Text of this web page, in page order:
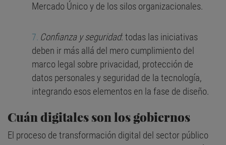
Mercado Único y de los silos organizacionales.
Confianza y seguridad: todas las iniciativas
deben ir más allá del mero cumplimiento del
marco legal sobre privacidad, protección de
datos personales y seguridad de la tecnología,
integrando esos elementos en la fase de diseño.
Cuán digitales son los gobiernos
El proceso de transformación digital del sector público